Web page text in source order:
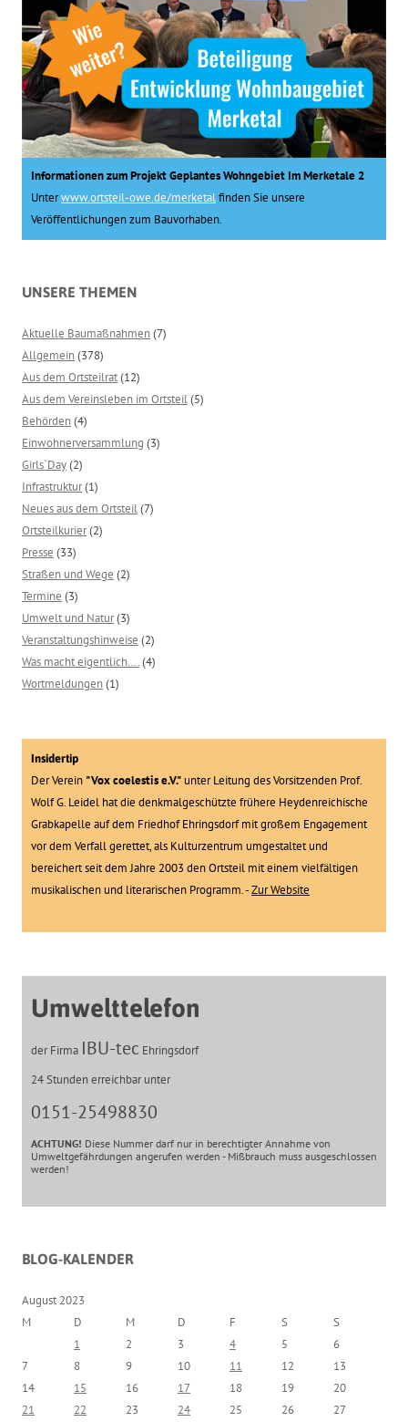
Informationen zum Projekt Geplantes Wohngebiet Im Merketale 2
Unterwww.ortsteil-owe.de/merketalfinden Sie unsere
Veröffentlichungen zum Bauvorhaben.
UNSERE THEMEN
Aktuelle Baumaßnahmen(7)
Allgemein(378)
Aus dem Ortsteilrat(12)
Aus dem Vereinsleben im Ortsteil(5)
Behörden(4)
Einwohnerversammlung (3)
Girls`Day(2)
Infrastruktur(1)
Neues aus dem Ortsteil(7)
Ortsteilkurier(2)
Presse (33)
Straßen und Wege (2)
Termine (3)
Umwelt und Natur(3)
Veranstaltungshinweise (2)
Was macht eigentlich….(4)
Wortmeldungen(1)
Insidertip
Der Verein "Vox coelestis e.V."unter Leitung des Vorsitzenden Prof.
Wolf G. Leidel hat die denkmalgeschützte frühere Heydenreichische
Grabkapelle auf dem Friedhof Ehringsdorf mit großem Engagement
vor dem Verfall gerettet, als Kulturzentrum umgestaltet und
bereichert seit dem Jahre 2003 den Ortsteil mit einem vielfältigen
musikalischen und literarischen Programm. -Zur Website
Umwelttelefon
der Firma IBU-tec Ehringsdorf
24 Stunden erreichbar unter
0151-25498830
ACHTUNG! Diese Nummer darf nur in berechtigter Annahme von
Umweltgefährdungen angerufen werden - Mißbrauch muss ausgeschlossen
werden!
BLOG-KALENDER
August 2023
M
D M D F S
S
1
2 3 4 5
6
7
8 9 10 11 12
13
14
15 16 17 18 19
20
21
22 23 24 25 26 27